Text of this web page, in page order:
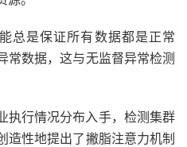
总是保证所有数据都是正常
常数据，这与无监督异常检测
执行情况分布入手，检测集群
造性地提出了撇脂注意力机制